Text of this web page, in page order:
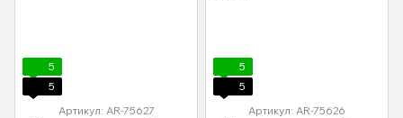
5
5
Артикул: AR-75627
5
5
Артикул: AR-75626